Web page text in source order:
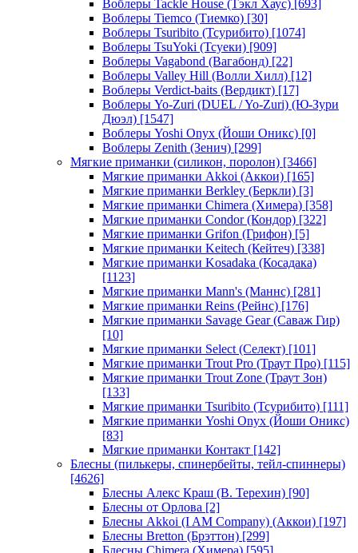
Воблеры Tackle House (Тэкл Хаус) [693]
Воблеры Tiemco (Тиемко) [30]
Воблеры Tsuribito (Тсурибито) [1074]
Воблеры TsuYoki (Тсуеки) [909]
Воблеры Vagabond (Вагабонд) [22]
Воблеры Valley Hill (Волли Хилл) [12]
Воблеры Verdict-baits (Вердикт) [17]
Воблеры Yo-Zuri (DUEL / Yo-Zuri) (Ю-Зури
Дюэл) [1547]
Воблеры Yoshi Onyx (Йоши Оникс) [0]
Воблеры Zenith (Зенич) [299]
Мягкие приманки (силикон, поролон) [3466]
Мягкие приманки Akkoi (Аккои) [165]
Мягкие приманки Berkley (Беркли) [3]
Мягкие приманки Chimera (Химера) [358]
Мягкие приманки Condor (Кондор) [322]
Мягкие приманки Grifon (Грифон) [5]
Мягкие приманки Keitech (Кейтеч) [338]
Мягкие приманки Kosadaka (Косадака)
[1123]
Мягкие приманки Mann's (Маннс) [281]
Мягкие приманки Reins (Рейнс) [176]
Мягкие приманки Savage Gear (Саваж Гир)
[10]
Мягкие приманки Select (Селект) [101]
Мягкие приманки Trout Pro (Траут Про) [115]
Мягкие приманки Trout Zone (Траут Зон)
[133]
Мягкие приманки Tsuribito (Тсурибито) [111]
Мягкие приманки Yoshi Onyx (Йоши Оникс)
[83]
Мягкие приманки Контакт [142]
Блесны (пилькеры, спинербейты, тейл-спиннеры)
[4626]
Блесны Алекс Краш (В. Терехин) [90]
Блесны от Орлова [2]
Блесны Akkoi (I AM Company) (Аккои) [197]
Блесны Bretton (Брэттон) [299]